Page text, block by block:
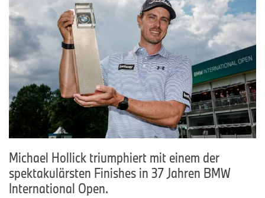
Michael Hollick triumphiert mit einem der
spektakulärsten Finishes in 37 Jahren BMW
International Open.